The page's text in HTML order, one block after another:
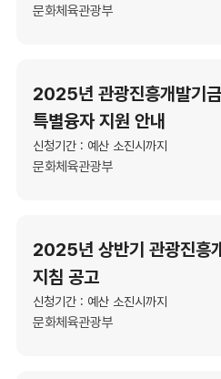
문화체육관광부
2025년 관광진흥개발기
특별융자 지원 안내
신청기간 : 예산 소진시까지
문화체육관광부
2025년 상반기 관광진흥
지침 공고
신청기간 : 예산 소진시까지
문화체육관광부